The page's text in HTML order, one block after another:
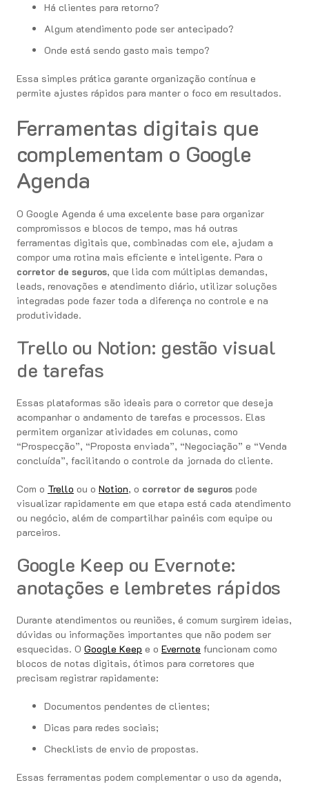
Há clientes para retorno?
Algum atendimento pode ser antecipado?
Onde está sendo gasto mais tempo?
Essa simples prática garante organização contínua e
permite ajustes rápidos para manter o foco em resultados.
Ferramentas digitais que
complementam o Google
Agenda
O Google Agenda é uma excelente base para organizar
compromissos e blocos de tempo, mas há outras
ferramentas digitais que, combinadas com ele, ajudam a
compor uma rotina mais eficiente e inteligente. Para o
corretor de seguros, que lida com múltiplas demandas,
leads, renovações e atendimento diário, utilizar soluções
integradas pode fazer toda a diferença no controle e na
produtividade.
Trello ou Notion: gestão visual
de tarefas
Essas plataformas são ideais para o corretor que deseja
acompanhar o andamento de tarefas e processos. Elas
permitem organizar atividades em colunas, como
“Prospecção”, “Proposta enviada”, “Negociação” e “Venda
concluída”, facilitando o controle da jornada do cliente.
Com o Trello ou o Notion, o corretor de seguros pode
visualizar rapidamente em que etapa está cada atendimento
ou negócio, além de compartilhar painéis com equipe ou
parceiros.
Google Keep ou Evernote:
anotações e lembretes rápidos
Durante atendimentos ou reuniões, é comum surgirem ideias,
dúvidas ou informações importantes que não podem ser
esquecidas. O Google Keep e o Evernote funcionam como
blocos de notas digitais, ótimos para corretores que
precisam registrar rapidamente:
Documentos pendentes de clientes;
Dicas para redes sociais;
Checklists de envio de propostas.
Essas ferramentas podem complementar o uso da agenda,